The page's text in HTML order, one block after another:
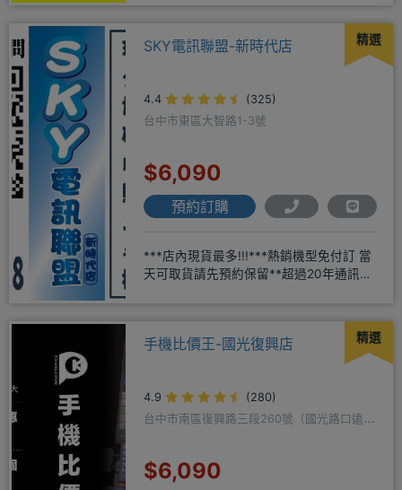
精選
SKY電訊聯盟-新時代店
4.4
(325)
台中市東區大智路1-3號
$6,090
預約訂購
***店內現貨最多!!!***熱銷機型免付訂 當
天可取貨請先預約保留**超過20年通訊經
精選
手機比價王-國光復興店
4.9
(280)
台中市南區復興路三段260號（國光路口遠傳
$6,090